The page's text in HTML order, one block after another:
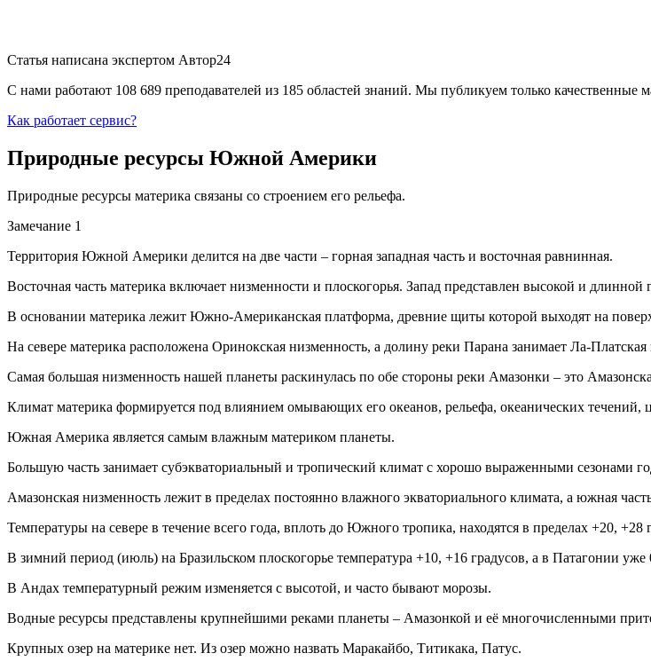
Статья написана экспертом Автор24
С нами работают 108 689 преподавателей из 185 областей знаний. Мы публикуем только качественные
Как работает сервис?
Природные ресурсы Южной Америки
Природные ресурсы материка связаны со строением его рельефа.
Замечание 1
Территория Южной Америки делится на две части – горная западная часть и восточная равнинная.
Восточная часть материка включает низменности и плоскогорья. Запад представлен высокой и
В основании материка лежит Южно-Американская платформа, древние щиты которой выходят на
На севере материка расположена Оринокская низменность, а долину реки Парана занимает Ла-Платская
Самая большая низменность нашей планеты раскинулась по обе стороны реки Амазонки – это
Климат материка формируется под влиянием омывающих его океанов, рельефа, океанических течений,
Южная Америка является самым влажным материком планеты.
Большую часть занимает субэкваториальный и тропический климат с хорошо выраженными сезонами
Амазонская низменность лежит в пределах постоянно влажного экваториального климата, а южная
Температуры на севере в течение всего года, вплоть до Южного тропика, находятся в пределах +20,
В зимний период (июль) на Бразильском плоскогорье температура +10, +16 градусов, а в Патагонии уже
В Андах температурный режим изменяется с высотой, и часто бывают морозы.
Водные ресурсы представлены крупнейшими реками планеты – Амазонкой и её многочисленными
Крупных озер на материке нет. Из озер можно назвать Маракайбо, Титикака, Патус.